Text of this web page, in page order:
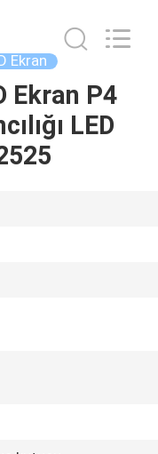
Ekran
Ekran P4
LED